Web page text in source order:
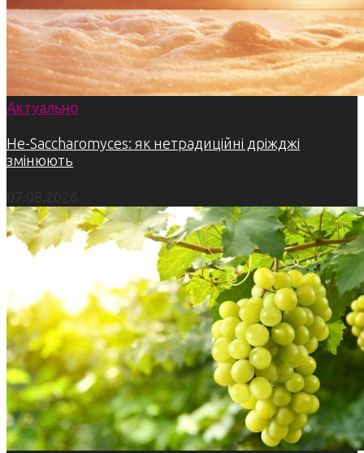
Актуально
Не-Saccharomyces: як нетрадиційні дріжджі
змінюють